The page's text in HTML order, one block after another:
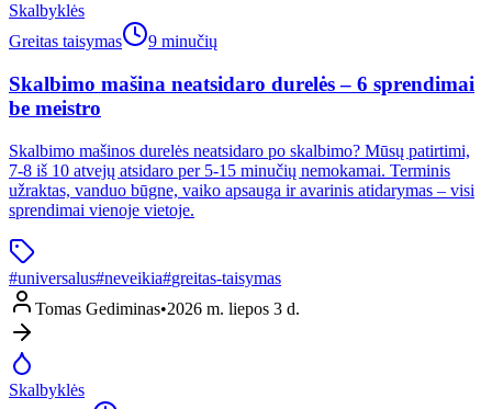
Skalbyklės
Greitas taisymas
9 minučių
Skalbimo mašina neatsidaro durelės – 6 sprendimai
be meistro
Skalbimo mašinos durelės neatsidaro po skalbimo? Mūsų patirtimi,
7-8 iš 10 atvejų atsidaro per 5-15 minučių nemokamai. Terminis
užraktas, vanduo būgne, vaiko apsauga ir avarinis atidarymas – visi
sprendimai vienoje vietoje.
#universalus#neveikia#greitas-taisymas
Tomas Gediminas•2026 m. liepos 3 d.
Skalbyklės